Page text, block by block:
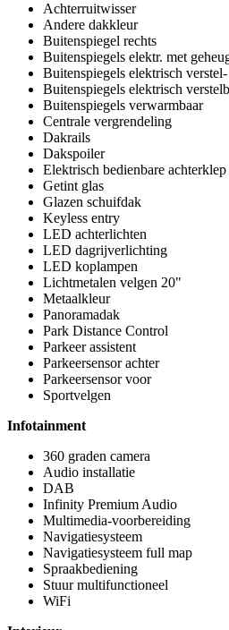
Achterruitwisser
Andere dakkleur
Buitenspiegel rechts
Buitenspiegels elektr. met
Buitenspiegels elektrisch
Buitenspiegels elektrisch
Buitenspiegels verwarmbaar
Centrale vergrendeling
Dakrails
Dakspoiler
Elektrisch bedienbare achterklep
Getint glas
Glazen schuifdak
Keyless entry
LED achterlichten
LED dagrijverlichting
LED koplampen
Lichtmetalen velgen 20"
Metaalkleur
Panoramadak
Park Distance Control
Parkeer assistent
Parkeersensor achter
Parkeersensor voor
Sportvelgen
Infotainment
360 graden camera
Audio installatie
DAB
Infinity Premium Audio
Multimedia-voorbereiding
Navigatiesysteem
Navigatiesysteem full map
Spraakbediening
Stuur multifunctioneel
WiFi